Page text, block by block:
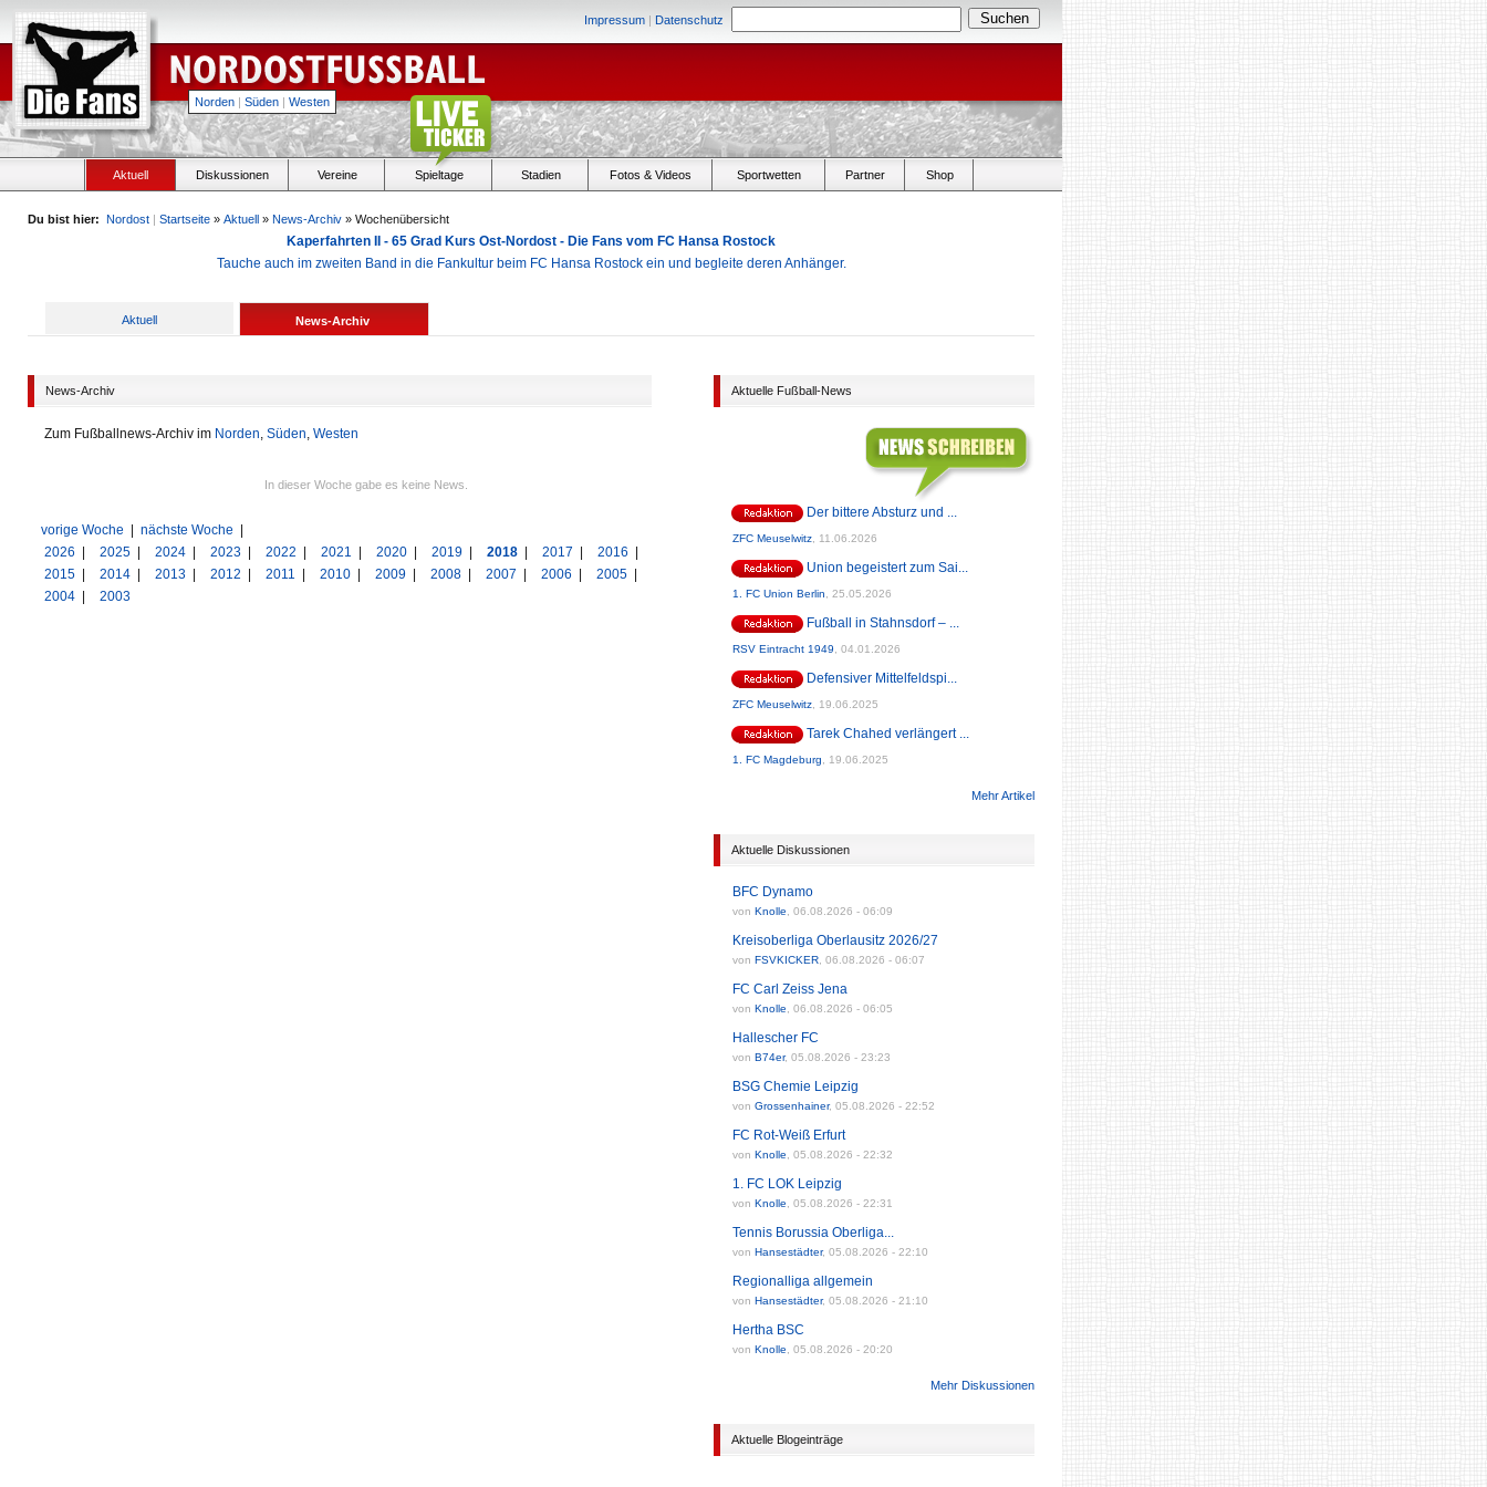
Impressum | Datenschutz
Norden | Süden | Westen
Aktuell Diskussionen Vereine Spieltage Stadien Fotos & Videos Sportwetten Partner Shop
Du bist hier: Nordost | Startseite » Aktuell » News-Archiv » Wochenübersicht
Kaperfahrten II - 65 Grad Kurs Ost-Nordost - Die Fans vom FC Hansa Rostock
Tauche auch im zweiten Band in die Fankultur beim FC Hansa Rostock ein und begleite deren Anhänger.
Aktuell News-Archiv
News-Archiv
Zum Fußballnews-Archiv im Norden, Süden, Westen
In dieser Woche gabe es keine News.
vorige Woche nächste Woche
2026
2025 2024 2023 2022 2021 2020 2019 2018 2017 2016
2015
2014 2013 2012 2011 2010 2009 2008 2007 2006 2005
2004
2003
Aktuelle Fußball-News
Der bittere Absturz und ...
ZFC Meuselwitz 11.06.2026
Union begeistert zum Sai...
1. FC Union Berlin 25.05.2026
Fußball in Stahnsdorf – ...
RSV Eintracht 1949 04.01.2026
Defensiver Mittelfeldspi...
ZFC Meuselwitz 19.06.2025
Tarek Chahed verlängert ...
1. FC Magdeburg 19.06.2025
Mehr Artikel
Aktuelle Diskussionen
BFC Dynamo
von Knolle 06.08.2026 - 06:09
Kreisoberliga Oberlausitz 2026/27
von FSVKICKER 06.08.2026 - 06:07
FC Carl Zeiss Jena
von Knolle 06.08.2026 - 06:05
Hallescher FC
von B74er, 05.08.2026 - 23:23
BSG Chemie Leipzig
von Grossenhainer, 05.08.2026 - 22:52
FC Rot-Weiß Erfurt
von Knolle 05.08.2026 - 22:32
1. FC LOK Leipzig
von Knolle 05.08.2026 - 22:31
Tennis Borussia Oberliga...
von Hansestädter, 05.08.2026 - 22:10
Regionalliga allgemein
von Hansestädter, 05.08.2026 - 21:10
Hertha BSC
von Knolle 05.08.2026 - 20:20
Mehr Diskussionen
Aktuelle Blogeinträge